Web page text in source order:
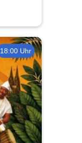
18:00 Uhr